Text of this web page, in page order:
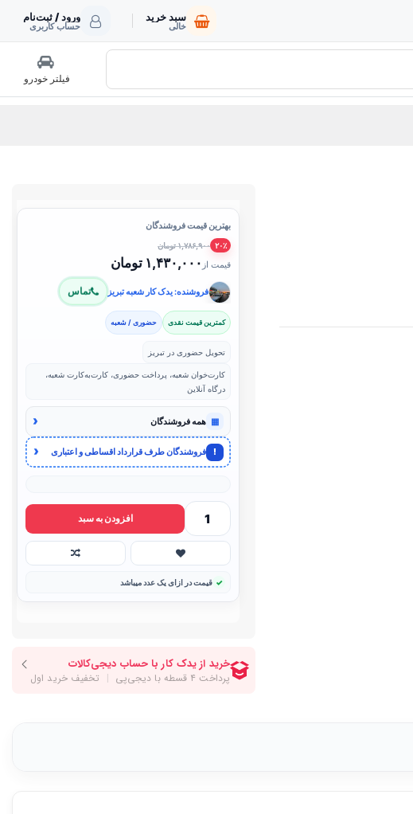
سبد خرید
خالی
ورود / ثبت‌نام
حساب کاربری
فیلتر خودرو
بهترین قیمت فروشندگان
۲۰٪ ۱,۷۸۶,۹۰۰ تومان
قیمت از ۱,۴۳۰,۰۰۰ تومان
فروشنده: یدک کار شعبه تبریز تماس
کمترین قیمت نقدی حضوری / شعبه
تحویل حضوری در تبریز
کارت‌خوان شعبه، پرداخت حضوری، کارت‌به‌کارت شعبه،
درگاه آنلاین
▦ همه فروشندگان ‹
! فروشندگان طرف قرارداد اقساطی و اعتباری ‹
افزودن به سبد
قیمت در ازای یک عدد میباشد